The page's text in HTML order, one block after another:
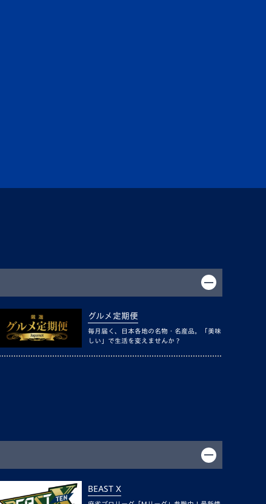
グルメ定期便
毎月届く、日本各地の名物・名産品。「美味
しい」で生活を変えませんか？
BEAST X